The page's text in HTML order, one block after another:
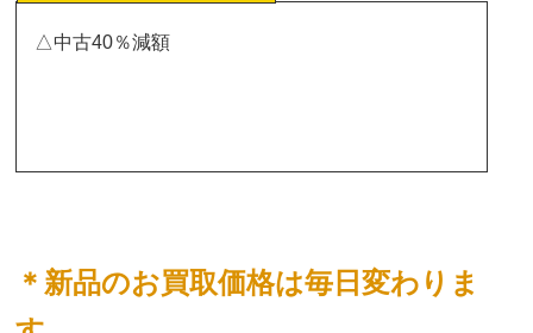
△中古40％減額
＊新品のお買取価格は毎日変わりま